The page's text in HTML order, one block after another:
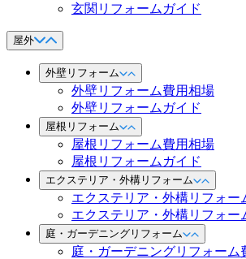
玄関リフォームガイド
屋外
外壁リフォーム
外壁リフォーム費用相場
外壁リフォームガイド
屋根リフォーム
屋根リフォーム費用相場
屋根リフォームガイド
エクステリア・外構リフォーム
エクステリア・外構リフォー
エクステリア・外構リフォー
庭・ガーデニングリフォーム
庭・ガーデニングリフォーム